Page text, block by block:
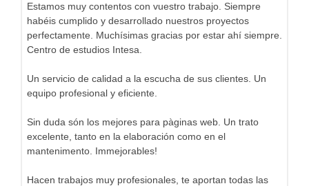
Estamos muy contentos con vuestro trabajo. Siempre
habéis cumplido y desarrollado nuestros proyectos
perfectamente. Muchísimas gracias por estar ahí siempre.
Centro de estudios Intesa.
Un servicio de calidad a la escucha de sus clientes. Un
equipo profesional y eficiente.
Sin duda són los mejores para pàginas web. Un trato
excelente, tanto en la elaboración como en el
mantenimento. Immejorables!
Hacen trabajos muy profesionales, te aportan todas las